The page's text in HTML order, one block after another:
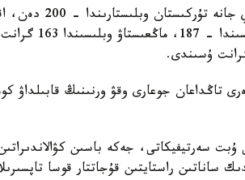
قاراعاندى وبلىسىندا
تاڭداعان جوعارى وقۋ ورنىنىڭ قابىلداۋ
ۇبت سەرتيفيكاتى، جەكە باسىن
ساناتىن راستايتىن قۇجاتتار قوسا